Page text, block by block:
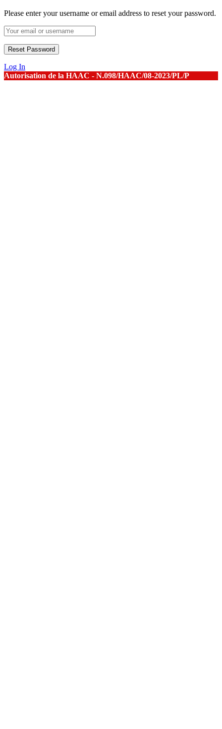
Please enter your username or email address to reset your password.
Log In
Autorisation de la HAAC - N.098/HAAC/08-2023/PL/P